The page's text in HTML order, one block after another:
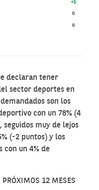
declaran tener
sector deportes en
son los
con un 78% (4
muy de lejos
(-2 puntos) y los
con un 4% de
PRÓXIMOS 12 MESES